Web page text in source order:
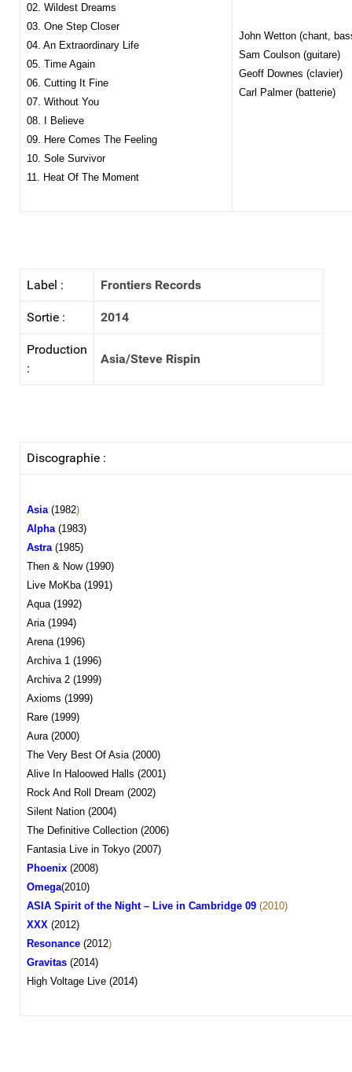
02. Wildest Dreams
03. One Step Closer
04. An Extraordinary Life
05. Time Again
06. Cutting It Fine
07. Without You
08. I Believe
09. Here Comes The Feeling
10. Sole Survivor
11. Heat Of The Moment
John Wetton (chant,
Sam Coulson (guitare)
Geoff Downes (clavier)
Carl Palmer (batterie)
Label : Frontiers Records
Sortie : 2014
Production
:
Asia/Steve Rispin
Discographie :
Asia (1982)
Alpha (1983)
Astra (1985)
Then & Now (1990)
Live MoKba (1991)
Aqua (1992)
Aria (1994)
Arena (1996)
Archiva 1 (1996)
Archiva 2 (1999)
Axioms (1999)
Rare (1999)
Aura (2000)
The Very Best Of Asia (2000)
Alive In Haloowed Halls (2001)
Rock And Roll Dream (2002)
Silent Nation (2004)
The Definitive Collection (2006)
Fantasia Live in Tokyo (2007)
Phoenix (2008)
Omega(2010)
ASIA Spirit of the Night – Live in Cambridge 09 (2010)
XXX (2012)
Resonance (2012)
Gravitas (2014)
High Voltage Live (2014)